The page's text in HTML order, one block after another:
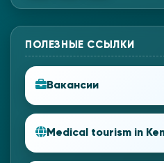
ПОЛЕЗНЫЕ ССЫЛКИ
Вакансии
Medical tourism in